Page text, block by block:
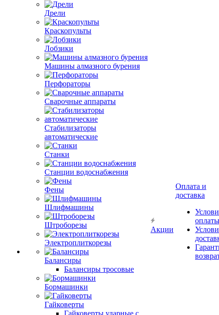
Дрели
Краскопульты
Лобзики
Машины алмазного бурения
Перфораторы
Сварочные аппараты
Стабилизаторы
автоматические
Станки
Станции водоснабжения
Фены
Шлифмашины
Штроборезы
Электроплиткорезы
Балансиры
Балансиры тросовые
Бормашинки
Гайковерты
Гайковерты ударные с
Акции
Оплата и
доставка
оплаты